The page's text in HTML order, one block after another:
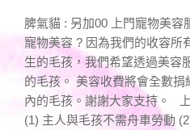
脾氣貓 : 另加00 上門寵物美
寵物美容 ? 因為我們的收容所
生的毛孩，我們希望透過美容
的毛孩。 美容收費將會全數
內的毛孩。謝謝大家支持。
(1) 主人與毛孩不需舟車勞動